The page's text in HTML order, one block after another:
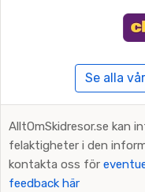
Se alla
AlltOmSkidresor.se kan
felaktigheter i den
kontakta oss för
feedback här